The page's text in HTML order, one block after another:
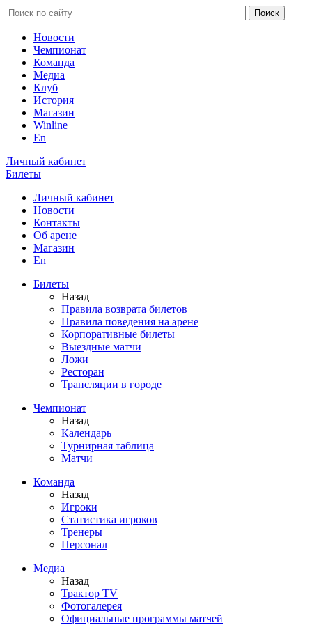
Новости
Чемпионат
Команда
Медиа
Клуб
История
Магазин
Winline
En
Личный кабинет
Билеты
Личный кабинет
Новости
Контакты
Об арене
Магазин
En
Билеты
Назад
Правила возврата билетов
Правила поведения на арене
Корпоративные билеты
Выездные матчи
Ложи
Ресторан
Трансляции в городе
Чемпионат
Назад
Календарь
Турнирная таблица
Матчи
Команда
Назад
Игроки
Статистика игроков
Тренеры
Персонал
Медиа
Назад
Трактор TV
Фотогалерея
Официальные программы матчей